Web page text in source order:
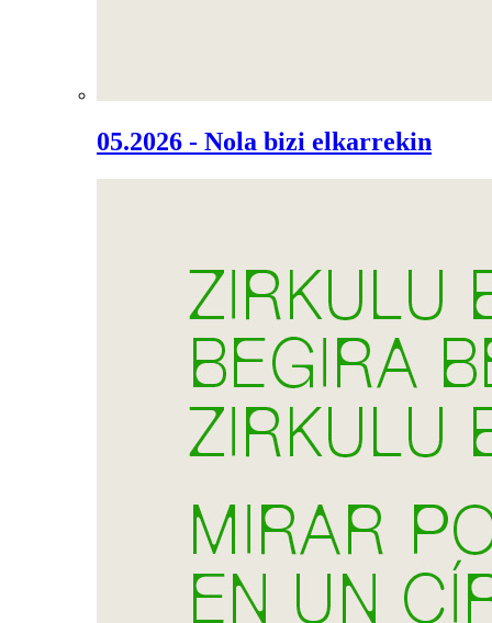
05.2026 - Nola bizi elkarrekin